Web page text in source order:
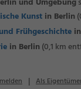
Kunst in Berlin
Frühgeschichte
in Berlin (0,1 km
| Als